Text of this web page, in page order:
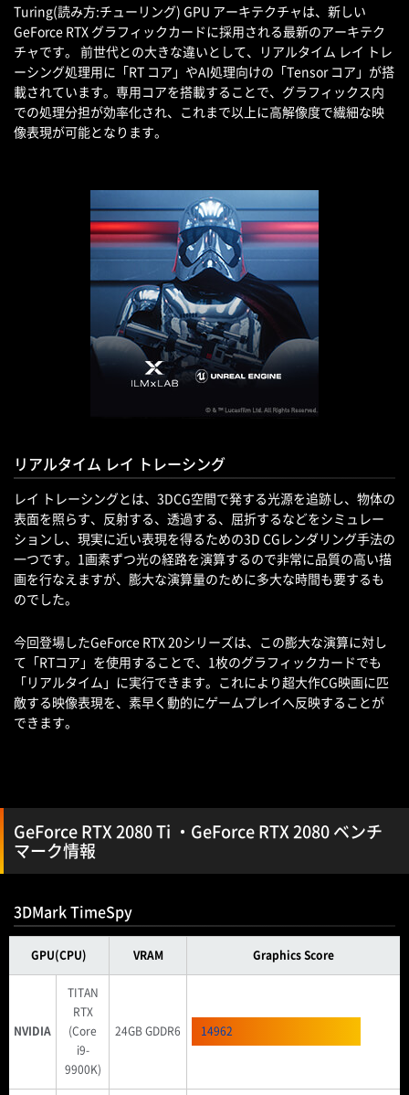
Turing(読み方:チューリング) GPU アーキテクチャは、新しい
GeForce RTX グラフィックカードに採用される最新のアーキテク
チャです。 前世代との大きな違いとして、リアルタイム レイ トレ
ーシング処理用に「RT コア」やAI処理向けの「Tensor コア」が搭
載されています。専用コアを搭載することで、グラフィックス内
での処理分担が効率化され、これまで以上に高解像度で繊細な映
像表現が可能となります。
リアルタイム レイ トレーシング
レイ トレーシングとは、3DCG空間で発する光源を追跡し、物体の
表面を照らす、反射する、透過する、屈折するなどをシミュレー
ションし、現実に近い表現を得るための3D CGレンダリング手法の
一つです。1画素ずつ光の経路を演算するので非常に品質の高い描
画を行なえますが、膨大な演算量のために多大な時間も要するも
のでした。
今回登場したGeForce RTX 20シリーズは、この膨大な演算に対し
て「RTコア」を使用することで、1枚のグラフィックカードでも
「リアルタイム」に実行できます。これにより超大作CG映画に匹
敵する映像表現を、素早く動的にゲームプレイへ反映することが
できます。
GeForce RTX 2080 Ti ・GeForce RTX 2080 ベンチ
マーク情報
3DMark TimeSpy
GPU(CPU) VRAM Graphics Score
NVIDIA
TITAN
RTX
(Core
i9-
9900K)
24GB GDDR6 14962